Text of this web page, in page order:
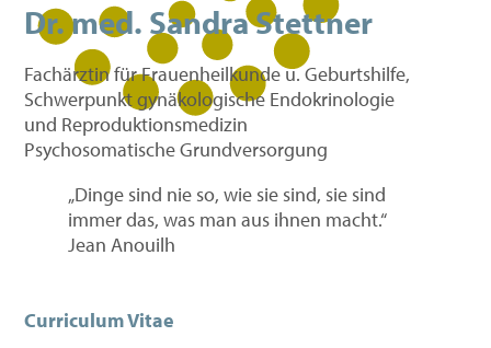
Dr. med. Sandra Stettner
Fachärztin für Frauenheilkunde u. Geburtshilfe,
Schwerpunkt gynäkologische Endokrinologie
und Reproduktionsmedizin
Psychosomatische Grundversorgung
„Dinge sind nie so, wie sie sind, sie sind
immer das, was man aus ihnen macht.“
Jean Anouilh
Curriculum Vitae